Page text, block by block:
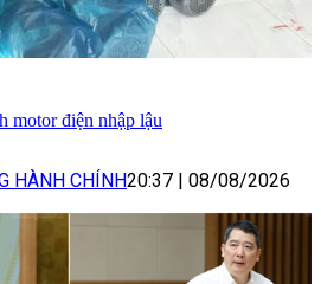
motor điện nhập lậu
HÀNH CHÍNH20:37 | 08/08/2026